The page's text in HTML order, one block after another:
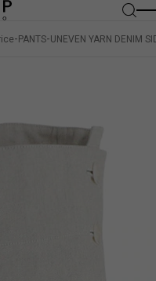
PANTS UNEVEN YARN DENIM